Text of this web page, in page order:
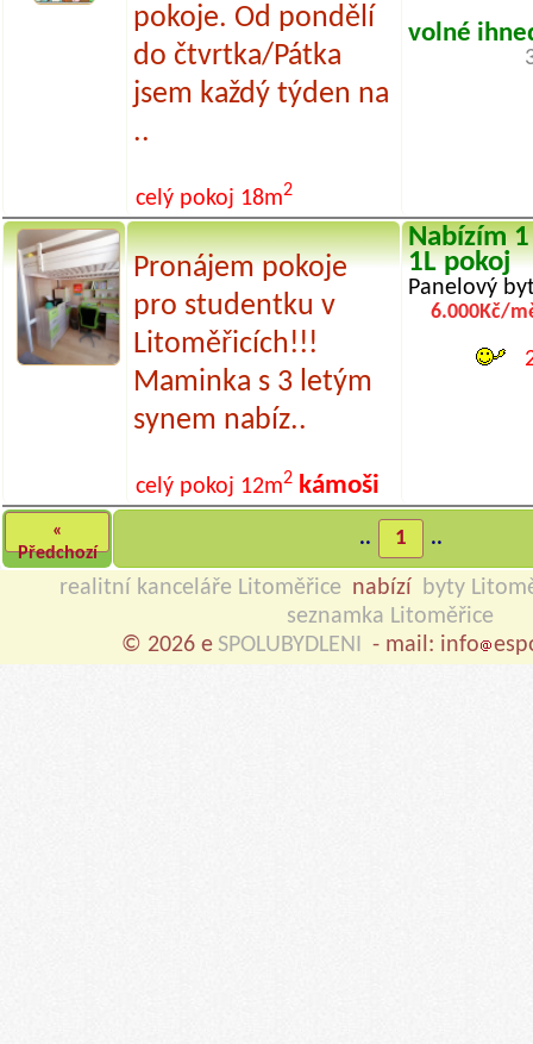
pokoje. Od pondělí
do čtvrtka/Pátka
jsem každý týden na
..
celý pokoj 18m2
volné
Pronájem pokoje
pro studentku v
Litoměřicích!!!
Maminka s 3 letým
synem nabíz..
celý pokoj 12m2 kámoši
Nabízím
1L pokoj
Panelový
6.000Kč/
«
Předchozí
.. 1 ..
realitní kanceláře Litoměřice nabízí byty
seznamka Litoměřice
© 2026 e SPOLUBYDLENI - mail: info